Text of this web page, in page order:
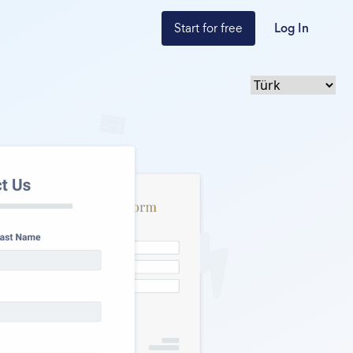
Start for free Log In